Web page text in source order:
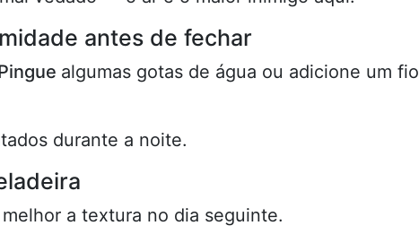
antes de fechar
algumas gotas de água ou adicione um fio
durante a noite.
a textura no dia seguinte.